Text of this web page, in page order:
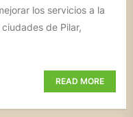
los servicios a la
de Pilar,
READ MORE